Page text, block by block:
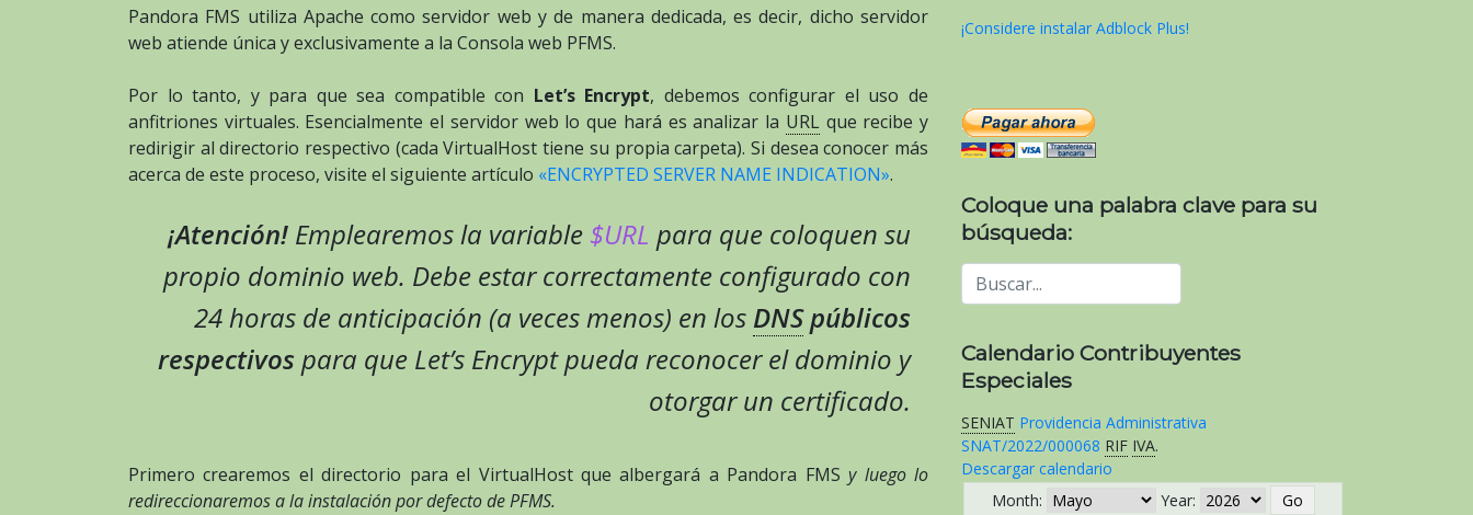
Pandora FMS utiliza Apache como servidor web y de manera dedicada, es decir, dicho servidor
web atiende única y exclusivamente a la Consola web PFMS.
Por lo tanto, y para que sea compatible con Let’s Encrypt, debemos configurar el uso de
anfitriones virtuales. Esencialmente el servidor web lo que hará es analizar la URLque recibe y
redirigir al directorio respectivo (cada VirtualHost tiene su propia carpeta). Si desea conocer más
acerca de este proceso, visite el siguiente artículo «ENCRYPTED SERVER NAME INDICATION».
¡Atención! Emplearemos la variable $URL para que coloquen su
propio dominio web. Debe estar correctamente configurado con
24 horas de anticipación (a veces menos) en los DNSpúblicos
respectivospara que Let’s Encrypt pueda reconocer el dominio y
otorgar un certificado.
Primero crearemos el directorio para el VirtualHost que albergará a Pandora FMSy luego lo
redireccionaremos a la instalación por defecto de PFMS.
¡Considere instalar Adblock Plus!
Coloque una palabra clave para su
búsqueda:
Calendario Contribuyentes
Especiales
SENIAT Providencia Administrativa
SNAT/2022/000068 RIF IVA.
Descargar calendario
Month:
Year: